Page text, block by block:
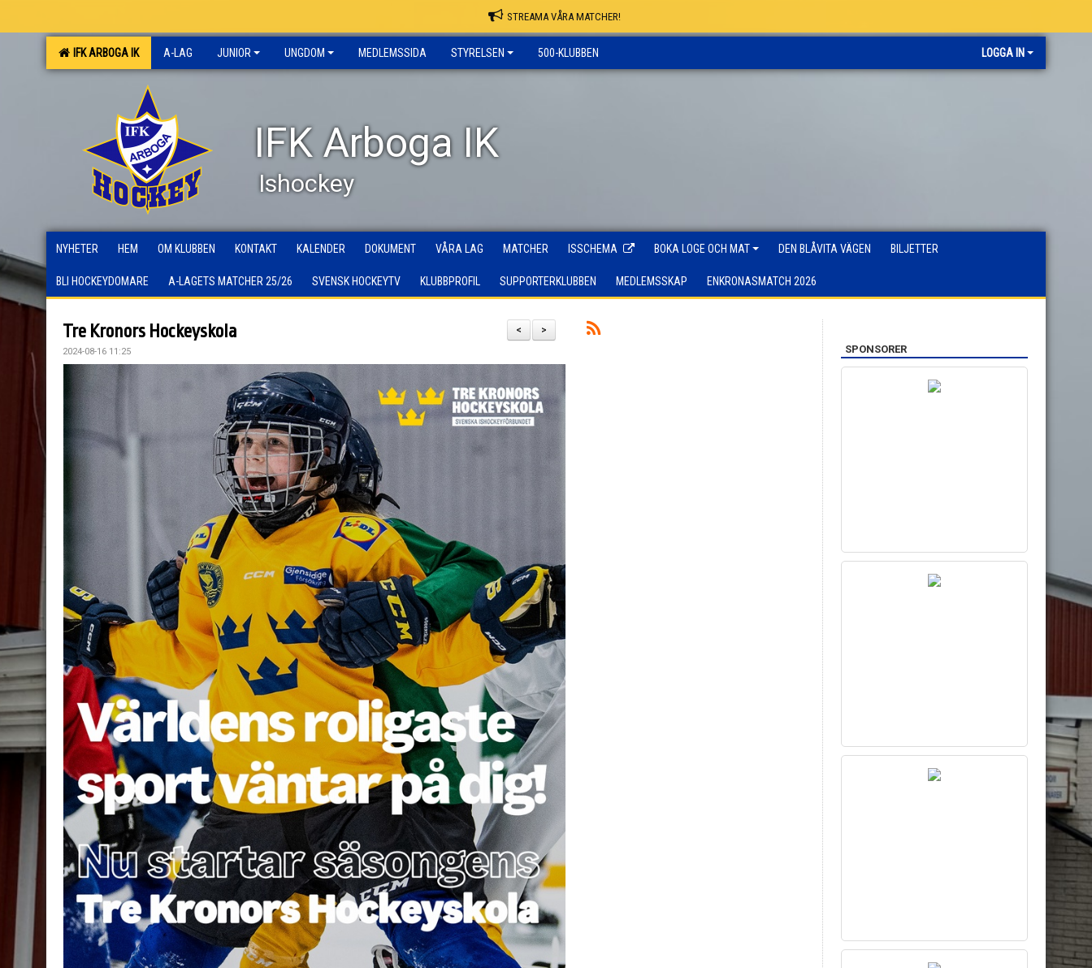
STREAMA VÅRA MATCHER!
IFK ARBOGA IK A-LAG JUNIOR UNGDOM MEDLEMSSIDA STYRELSEN 500-KLUBBEN LOGGA IN
IFK Arboga IK
Ishockey
NYHETER HEM OM KLUBBEN KONTAKT KALENDER DOKUMENT VÅRA LAG MATCHER ISSCHEMA BOKA LOGE OCH MAT DEN BLÅVITA VÄGEN BILJETTER
BLI HOCKEYDOMARE A-LAGETS MATCHER 25/26 SVENSK HOCKEYTV KLUBBPROFIL SUPPORTERKLUBBEN MEDLEMSSKAP ENKRONASMATCH 2026
>
<
Tre Kronors Hockeyskola
2024-08-16 11:25 SPONSORER